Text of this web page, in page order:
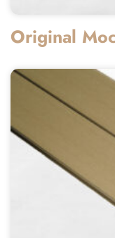
Original